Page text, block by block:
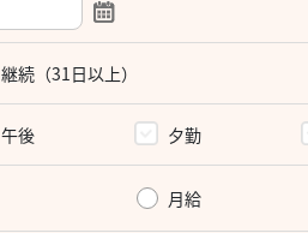
継続（31日以上）
午後 夕勤
月給